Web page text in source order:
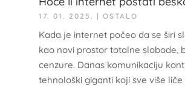
17. 01. 2025. | OSTALO
Kada je internet počeo da se širi
kao novi prostor totalne slobode,
cenzure. Danas komunikaciju
tehnološki giganti koji sve više liče